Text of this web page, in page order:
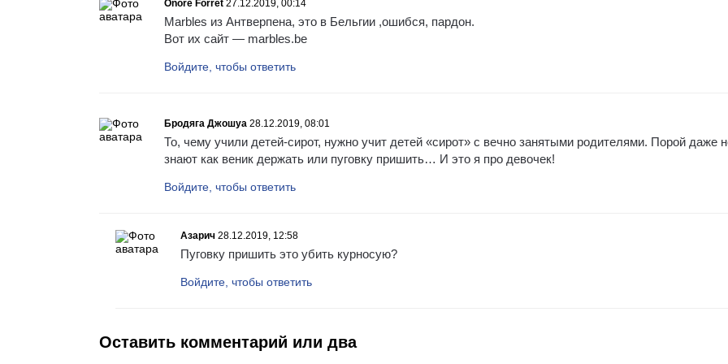
Onore Forret 27.12.2019, 00:14
Marbles из Антверпена, это в Бельгии ,ошибся, пардон.
Вот их сайт — marbles.be
Войдите, чтобы ответить
Бродяга Джошуа 28.12.2019, 08:01
То, чему учили детей-сирот, нужно учит детей «сирот» с вечно занятыми родителями. Порой даже
знают как веник держать или пуговку пришить… И это я про девочек!
Войдите, чтобы ответить
Азарич 28.12.2019, 12:58
Пуговку пришить это убить курносую?
Войдите, чтобы ответить
Оставить комментарий или два